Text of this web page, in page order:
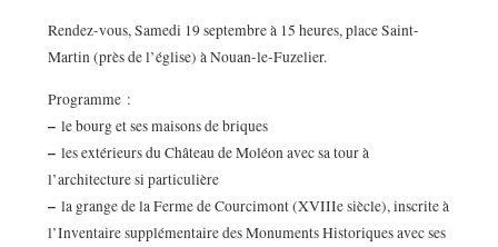
Rendez-vous, Samedi 19 septembre à 15 heures, place Saint-
Martin (près de l’église) à Nouan-le-Fuzelier.
Programme :
–le bourg et ses maisons de briques
–les extérieurs du Château de Moléon avec sa tour à
l’architecture si particulière
–la grange de la Ferme de Courcimont (XVIIIe siècle), inscrite à
l’Inventaire supplémentaire des Monuments Historiques avec ses